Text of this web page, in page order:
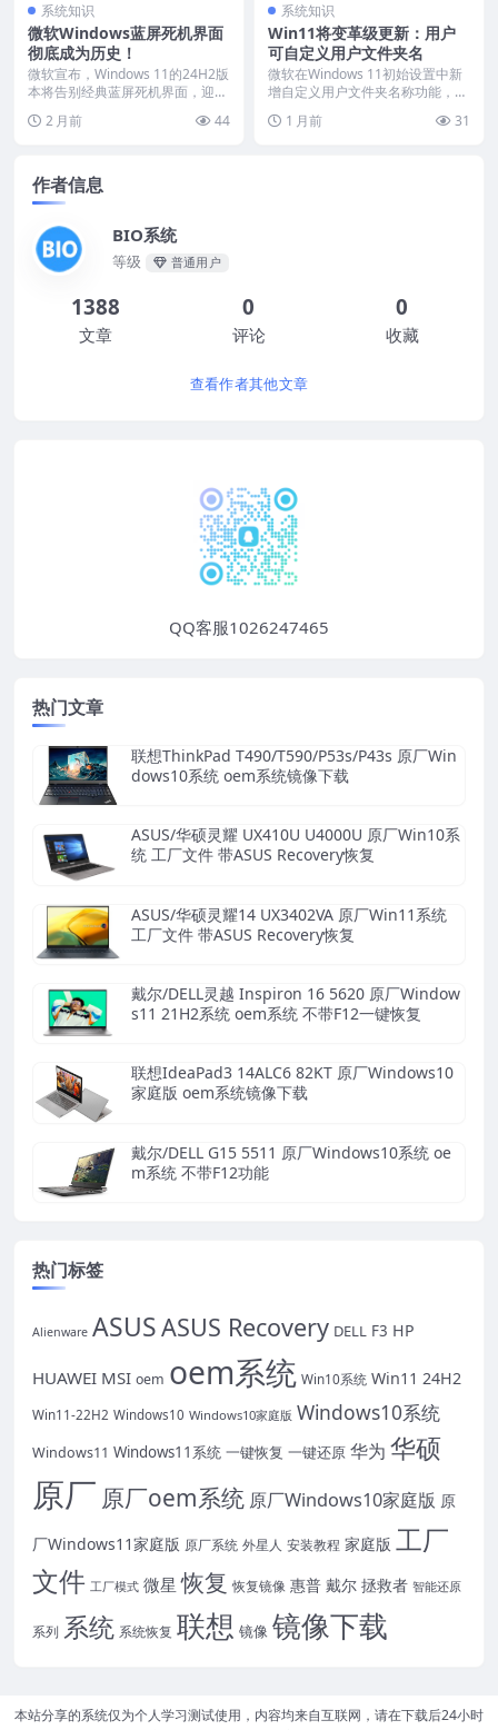
系统知识
微软Windows蓝屏死机界面
彻底成为历史！
微软宣布，Windows 11的24H2版
本将告别经典蓝屏死机界面，迎来
2 月前 44
系统知识
Win11将变革级更新：用户
可自定义用户文件夹名
微软在Windows 11初始设置中新
增自定义用户文件夹名称功能，回
1 月前 31
作者信息
BIO系统
等级 普通用户
1388
文章
0
评论
0
收藏
查看作者其他文章
QQ客服1026247465
热门文章
联想ThinkPad T490/T590/P53s/P43s 原厂Win
dows10系统 oem系统镜像下载
ASUS/华硕灵耀 UX410U U4000U 原厂Win10系
统 工厂文件 带ASUS Recovery恢复
ASUS/华硕灵耀14 UX3402VA 原厂Win11系统
工厂文件 带ASUS Recovery恢复
戴尔/DELL灵越 Inspiron 16 5620 原厂Window
s11 21H2系统 oem系统 不带F12一键恢复
联想IdeaPad3 14ALC6 82KT 原厂Windows10
家庭版 oem系统镜像下载
戴尔/DELL G15 5511 原厂Windows10系统 oe
m系统 不带F12功能
热门标签
Alienware ASUSASUS Recovery DELL F3 HP
HUAWEI MSI oem oem系统 Win10系统 Win11 24H2
Win11-22H2 Windows10 Windows10家庭版 Windows10系统
Windows11 Windows11系统 一键恢复 一键还原 华为 华硕
原厂 原厂oem系统 原厂Windows10家庭版 原
厂Windows11家庭版 原厂系统 外星人 安装教程 家庭版 工厂
文件 工厂模式 微星 恢复 恢复镜像 惠普 戴尔 拯救者 智能还原
系列 系统 系统恢复 联想 镜像 镜像下载
本站分享的系统仅为个人学习测试使用，内容均来自互联网，请在下载后24小时